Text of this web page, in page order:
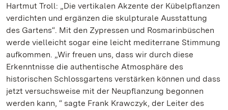
Hartmut Troll: „Die vertikalen Akzente der Kübelpflanzen
verdichten und ergänzen die skulpturale Ausstattung
des Gartens“. Mit den Zypressen und Rosmarinbüschen
werde vielleicht sogar eine leicht mediterrane Stimmung
aufkommen. „Wir freuen uns, dass wir durch diese
Erkenntnisse die authentische Atmosphäre des
historischen Schlossgartens verstärken können und dass
jetzt versuchsweise mit der Neupflanzung begonnen
werden kann, “ sagte Frank Krawczyk, der Leiter des